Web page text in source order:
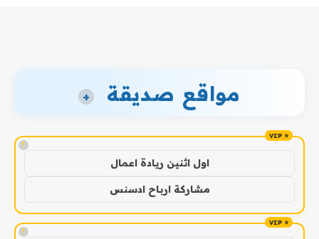
مواقع صديقة +
!
اول اثنين ريادة اعمال
مشاركة ارباح ادسنس
!